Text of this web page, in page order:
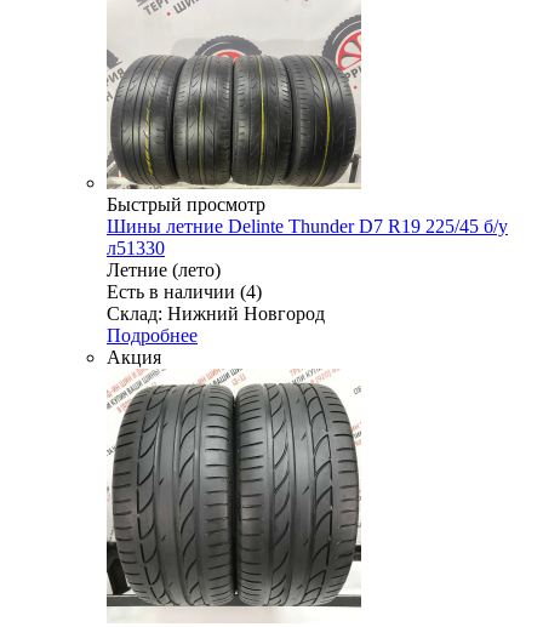
Быстрый просмотр
Шины летние Delinte Thunder D7 R19 225/45 б/у
л51330
Летние (лето)
Есть в наличии (4)
Склад: Нижний Новгород
Подробнее
Акция